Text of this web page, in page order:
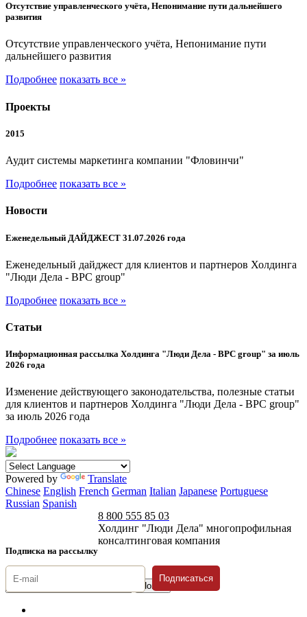
Отсутствие управленческого учёта, Непонимание пути дальнейшего
развития
Отсутствие управленческого учёта, Непонимание пути
дальнейшего развития
Подробнее показать все »
Проекты
2015
Аудит системы маркетинга компании "Фловинчи"
Подробнее показать все »
Новости
Еженедельный ДАЙДЖЕСТ 31.07.2026 года
Еженедельный дайджест для клиентов и партнеров Холдинга
"Люди Дела - BPC group"
Подробнее показать все »
Статьи
Информационная рассылка Холдинга "Люди Дела - BPC group" за июль
2026 года
Изменение действующего законодательства, полезные статьи
для клиентов и партнеров Холдинга "Люди Дела - BPC group"
за июль 2026 года
Подробнее показать все »
Powered by
Translate
Chinese English French German Italian Japanese Portuguese
Russian Spanish
Подписка на рассылку
8 800 555 85 03
Холдинг "Люди Дела" многопрофильная
консалтинговая компания
Подписаться